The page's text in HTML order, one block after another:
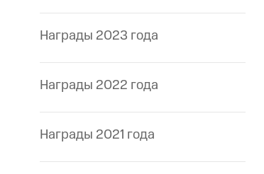
Награды 2023 года
Награды 2022 года
Награды 2021 года